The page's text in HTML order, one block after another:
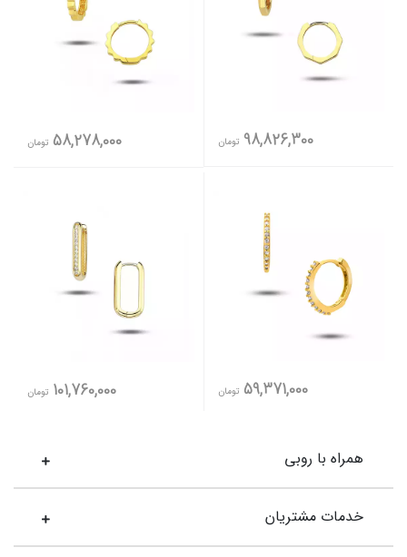
98,826,300 تومان 58,278,000 تومان
59,371,000 تومان 101,760,000 تومان
همراه با روبی
خدمات مشتریان